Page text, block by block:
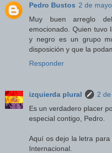
Pedro Bustos 2 de
Muy buen arreglo
emocionado. Quien tuvo
y negro es un grupo
disposición y que la
Responder
izquierda plural
2
Es un verdadero placer
especial contigo, Pedro.
Aquí os dejo la letra
Internacional.